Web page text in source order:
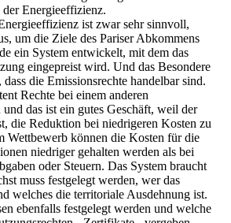
Energieeffizienz.
ist zwar sehr sinnvoll,
um die Ziele des Pariser Abkommens
ein System entwickelt, mit dem das
eingepreist wird. Und das Besondere
die Emissionsrechte handelbar sind.
Rechte bei einem anderen
das ist ein gutes Geschäft, weil der
die Reduktion bei niedrigeren Kosten zu
Wettbewerb können die Kosten für die
niedriger gehalten werden als bei
oder Steuern. Das System braucht
muss festgelegt werden, wer das
welches die territoriale Ausdehnung ist.
ebenfalls festgelegt werden und welche